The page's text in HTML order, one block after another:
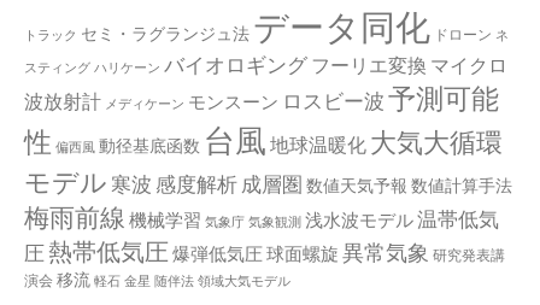
トラック セミ・ラグランジュ法 データ同化 ドローン ネ
スティング ハリケーン バイオロギング フーリエ変換 マイクロ
波放射計 メディケーン モンスーン ロスビー波 予測可能
性 偏西風 動径基底函数 台風 地球温暖化 大気大循環
モデル 寒波 感度解析 成層圏 数値天気予報 数値計算手法
梅雨前線 機械学習 気象庁 気象観測 浅水波モデル温帯低気
圧 熱帯低気圧爆弾低気圧球面螺旋 異常気象 研究発表講
演会 移流 軽石 金星 随伴法 領域大気モデル